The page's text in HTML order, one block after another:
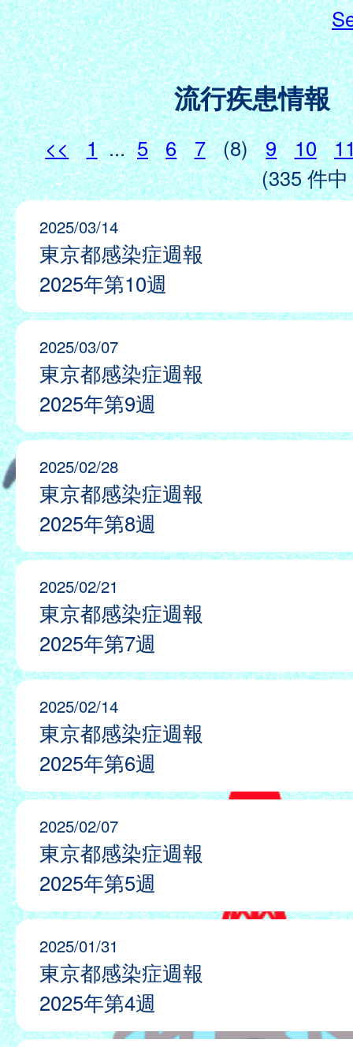
流行疾患情報
<< 1 ... 5 6 7 (8) 9 10
(335 件
2025/03/14
東京都感染症週報
2025年第10週
2025/03/07
東京都感染症週報
2025年第9週
2025/02/28
東京都感染症週報
2025年第8週
2025/02/21
東京都感染症週報
2025年第7週
2025/02/14
東京都感染症週報
2025年第6週
2025/02/07
東京都感染症週報
2025年第5週
2025/01/31
東京都感染症週報
2025年第4週